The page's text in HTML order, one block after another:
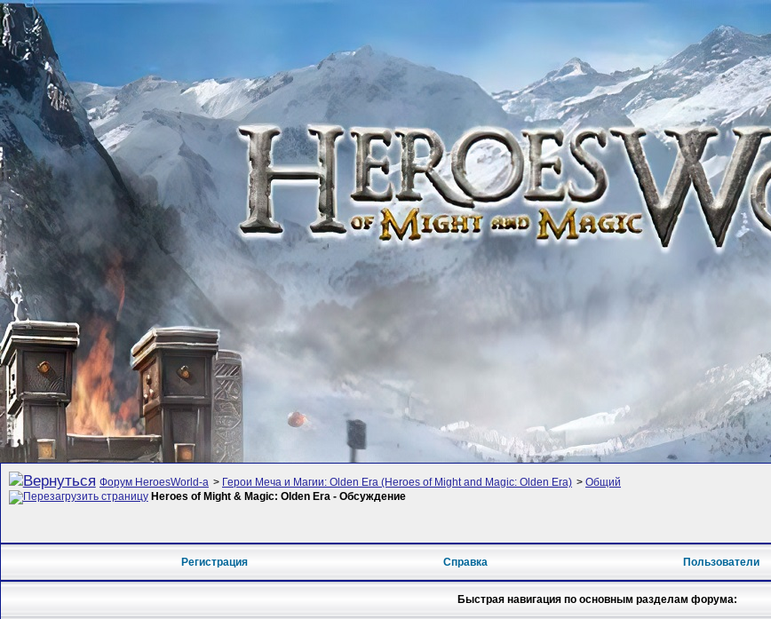
Форум HeroesWorld-а > Герои Меча и Магии: Olden Era (Heroes of Might and Magic: Olden Era) > Общий
Heroes of Might & Magic: Olden Era - Обсуждение
Регистрация Справка Пользователи
Быстрая навигация по основным разделам форума: